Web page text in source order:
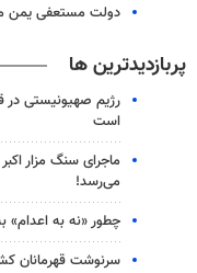
دولت مستعفی یمن
پربازدیدترین ها
رژیم صهیونیستی در
است
ماجرای سنگ مزار
می‌رسد!
چطور «نه به
سرنوشت قهرمانان